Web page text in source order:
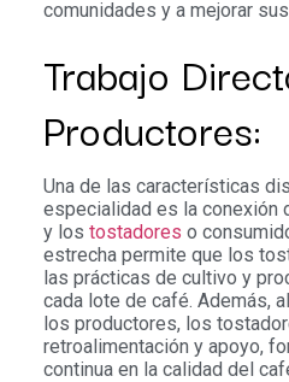
comunidades y a mejorar
Trabajo
Productores:
Una de las características
especialidad es la conexión
y los tostadores o
estrecha permite que los
las prácticas de cultivo y
cada lote de café. Además,
los productores, los
retroalimentación y apoyo,
continua en la calidad del